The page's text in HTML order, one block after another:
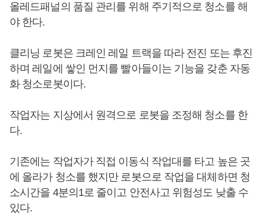
올레드패널의 품질 관리를 위해 주기적으로 청소를 해
야 한다.
클리닝 로봇은 크레인 레일 트랙을 따라 전진 또는 후진
하며 레일에 쌓인 먼지를 빨아들이는 기능을 갖춘 자동
화 청소로봇이다.
작업자는 지상에서 원격으로 로봇을 조정해 청소를 한
다.
기존에는 작업자가 직접 이동식 작업대를 타고 높은 곳
에 올라가 청소를 했지만 로봇으로 작업을 대체하면 청
소시간을 4분의1로 줄이고 안전사고 위험성도 낮출 수
있다.